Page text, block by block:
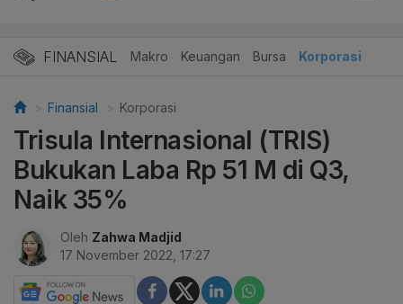
FINANSIAL Makro Keuangan Bursa Korporasi
Finansial Korporasi
Trisula Internasional (TRIS)
Bukukan Laba Rp 51 M di Q3,
Naik 35%
Oleh Zahwa Madjid
17 November 2022, 17:27